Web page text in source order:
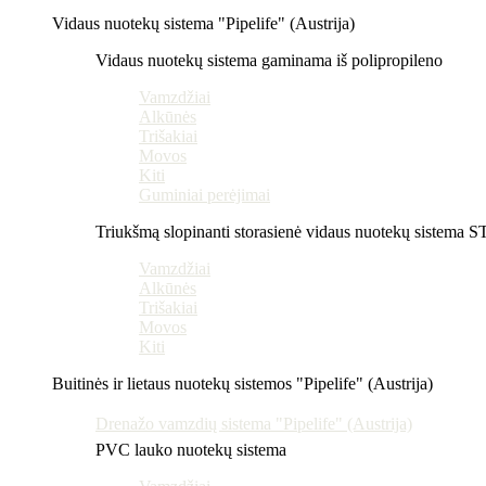
Vidaus nuotekų sistema "Pipelife" (Austrija)
Vidaus nuotekų sistema gaminama iš polipropileno
Vamzdžiai
Alkūnės
Trišakiai
Movos
Kiti
Guminiai perėjimai
Triukšmą slopinanti storasienė vidaus nuotekų sistema
Vamzdžiai
Alkūnės
Trišakiai
Movos
Kiti
Buitinės ir lietaus nuotekų sistemos "Pipelife" (Austrija)
Drenažo vamzdių sistema "Pipelife" (Austrija)
PVC lauko nuotekų sistema